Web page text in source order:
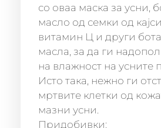
со оваа маска за усни,
масло од семки од
витамин Ц и други
масла, за да ги
на влажност на усните
Исто така, нежно ги
мртвите клетки од
мазни усни.
Придобивки: